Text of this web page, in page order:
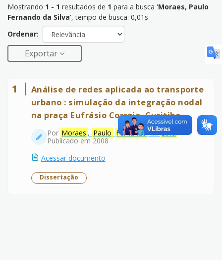
Mostrando 1 - 1 resultados de 1 para a busca 'Moraes, Paulo
Fernando da Silva', tempo de busca: 0,01s
Ordenar:
Exportar
1
Análise de redes aplicada ao transporte
urbano : simulação da integração nodal
na praça Eufrásio Correia, Curitiba
Por Moraes , Paulo FernandodaSilva
Publicado em 2008
Acessar documento
Dissertação